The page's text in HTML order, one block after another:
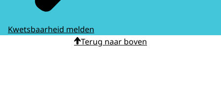
Kwetsbaarheid melden
Terug naar boven